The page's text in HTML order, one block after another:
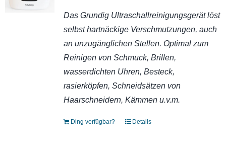
Das Grundig Ultraschallreinigungsgerät löst
selbst hartnäckige Verschmutzungen, auch
an unzugänglichen Stellen. Optimal zum
Reinigen von Schmuck, Brillen,
wasserdichten Uhren, Besteck,
rasierköpfen, Schneidsätzen von
Haarschneidern, Kämmen u.v.m.
Ding verfügbar? Details